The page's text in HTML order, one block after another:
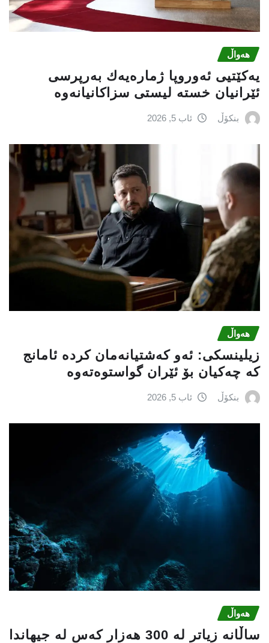
هەواڵ
یەكێتیی ئەوروپا ژمارەیەك بەرپرسی
ئێرانیان خستە لیستی سزاكانیانەوە
بنکۆڵ ئاب 5, 2026
هەواڵ
زیلینسكی: ئەو كەشتیانەمان كردە ئامانج
كە چەكیان بۆ ئێران گواستوەتەوە
بنکۆڵ ئاب 5, 2026
هەواڵ
ساڵانە زیاتر لە 300 هەزار كەس لە جیهاندا